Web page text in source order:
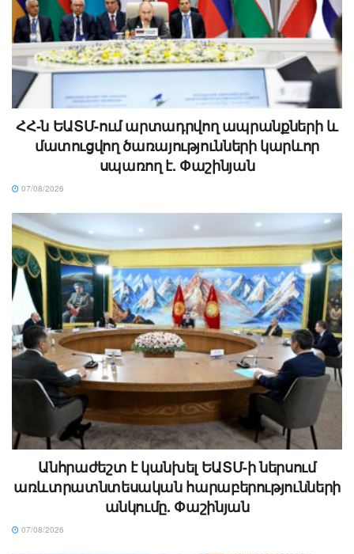
ՀՀ-ն ԵԱՏՄ-ում արտադրվող ապրանքների և
մատուցվող ծառայությունների կարևոր
սպառող է. Փաշինյան
07/08/2026
Անհրաժեշտ է կանխել ԵԱՏՄ-ի ներսում
առևտրատնտեսական հարաբերությունների
անկումը. Փաշինյան
07/08/2026